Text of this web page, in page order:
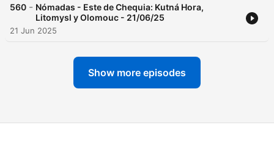
560 - Nómadas - Este de Chequia: Kutná Hora,
Litomysl y Olomouc - 21/06/25
21 Jun 2025
Show more episodes